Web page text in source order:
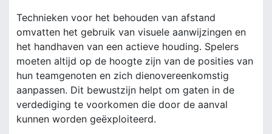
Technieken voor het behouden van afstand
omvatten het gebruik van visuele aanwijzingen en
het handhaven van een actieve houding. Spelers
moeten altijd op de hoogte zijn van de posities van
hun teamgenoten en zich dienovereenkomstig
aanpassen. Dit bewustzijn helpt om gaten in de
verdediging te voorkomen die door de aanval
kunnen worden geëxploiteerd.